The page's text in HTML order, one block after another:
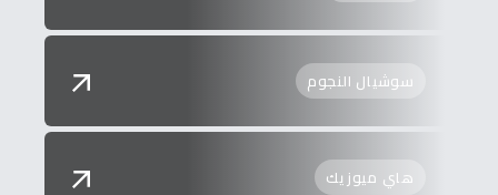
سوشيال النجوم
هاي ميوزيك